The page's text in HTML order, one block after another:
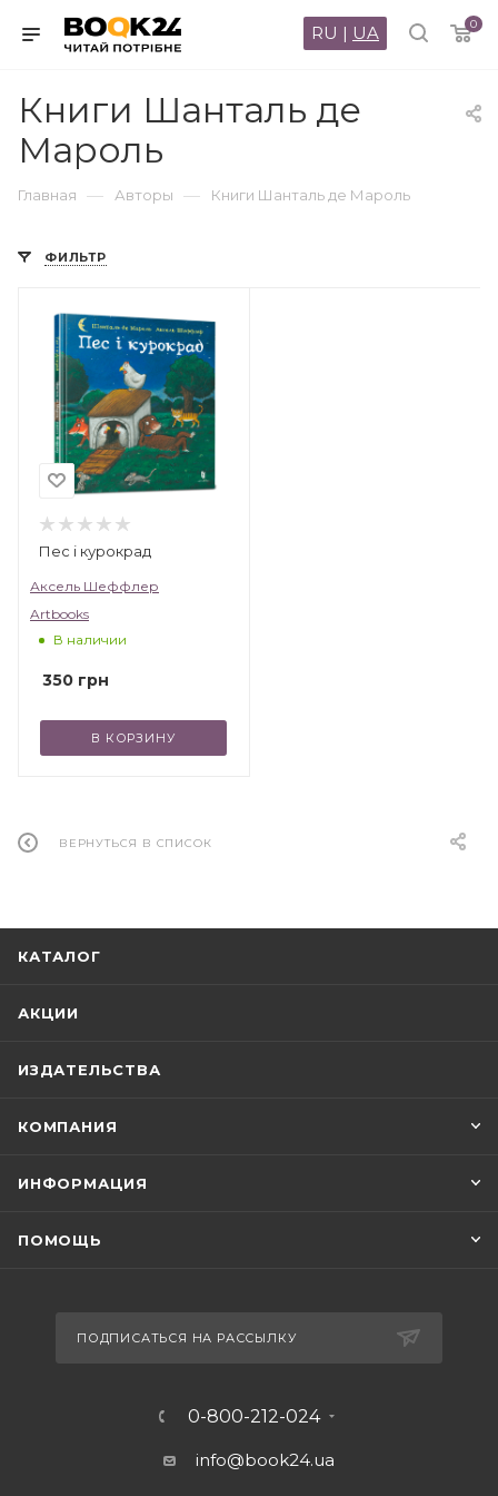
0
RU | UA
Книги Шанталь де
Мароль
Главная — Авторы — Книги Шанталь де Мароль
ФИЛЬТР
Пес і курокрад
Аксель Шеффлер
Artbooks
В наличии
350 грн
В КОРЗИНУ
ВЕРНУТЬСЯ В СПИСОК
КАТАЛОГ
АКЦИИ
ИЗДАТЕЛЬСТВА
КОМПАНИЯ
ИНФОРМАЦИЯ
ПОМОЩЬ
ПОДПИСАТЬСЯ НА РАССЫЛКУ
0-800-212-024
info@book24.ua